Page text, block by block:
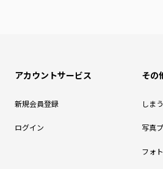
アカウントサービス
新規会員登録
ログイン
その
しま
写真
フォ